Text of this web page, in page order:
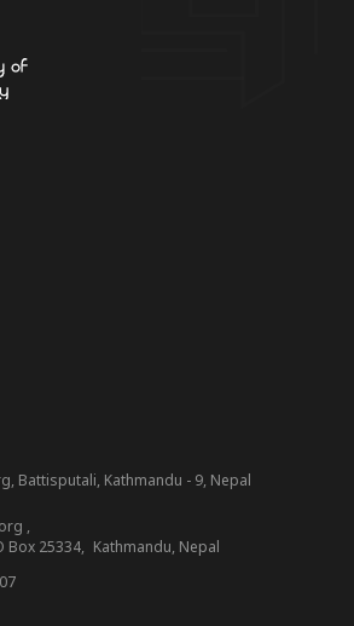
Battisputali, Kathmandu - 9, Nepal
,
Box 25334, Kathmandu, Nepal